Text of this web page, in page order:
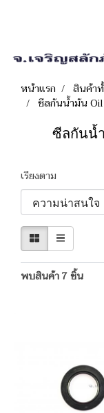
หน้าแรก สินค้า
ซีลกันน้ำมัน Oil
ซีลกันน้ำ
เรียงตาม
พบสินค้า 7 ชิ้น